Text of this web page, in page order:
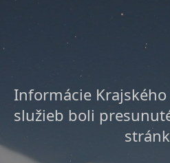
Informácie
služieb boli